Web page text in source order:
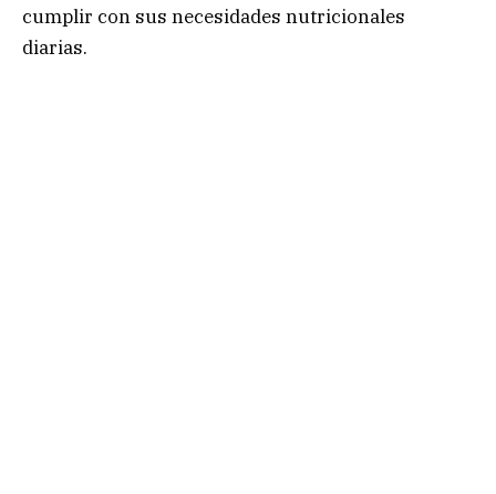
cumplir con sus necesidades nutricionales
diarias.